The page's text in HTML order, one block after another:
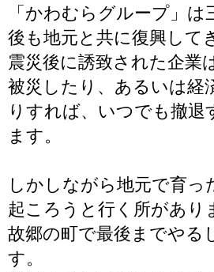
「かわむらグループ」は
後も地元と共に復興して
震災後に誘致された企業
被災したり、あるいは経
りすれば、いつでも撤退
ます。
しかしながら地元で育っ
起ころうと行く所があり
故郷の町で最後までやる
す。